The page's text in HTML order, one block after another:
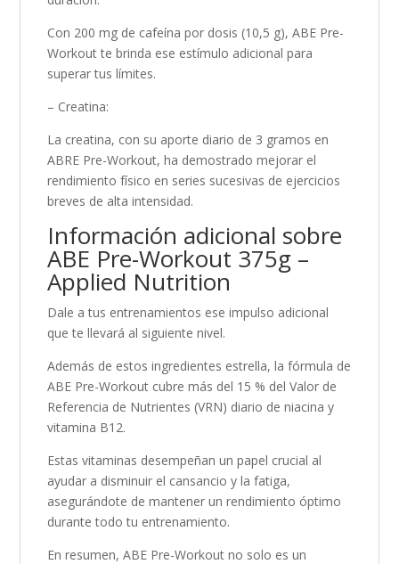
Con 200 mg de cafeína por dosis (10,5 g), ABE Pre-
Workout te brinda ese estímulo adicional para
superar tus límites.
– Creatina:
La creatina, con su aporte diario de 3 gramos en
ABRE Pre-Workout, ha demostrado mejorar el
rendimiento físico en series sucesivas de ejercicios
breves de alta intensidad.
Información adicional sobre
ABE Pre-Workout 375g –
Applied Nutrition
Dale a tus entrenamientos ese impulso adicional
que te llevará al siguiente nivel.
Además de estos ingredientes estrella, la fórmula de
ABE Pre-Workout cubre más del 15 % del Valor de
Referencia de Nutrientes (VRN) diario de niacina y
vitamina B12.
Estas vitaminas desempeñan un papel crucial al
ayudar a disminuir el cansancio y la fatiga,
asegurándote de mantener un rendimiento óptimo
durante todo tu entrenamiento.
En resumen, ABE Pre-Workout no solo es un